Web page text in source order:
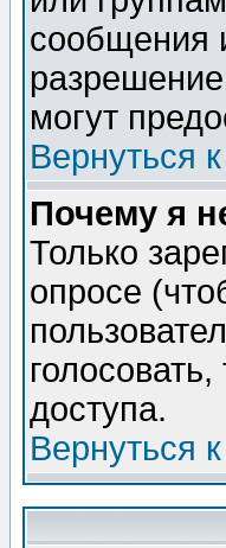
сообщения
могут
Вернуться
Почему я
Только
опросе
доступа.
Вернуться